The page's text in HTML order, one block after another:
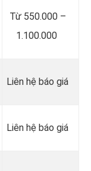
Từ 550.000 –
1.100.000
Liên hệ báo giá
Liên hệ báo giá